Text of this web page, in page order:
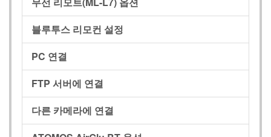
블루투스 리모컨 설정
PC 연결
FTP 서버에 연결
다른 카메라에 연결